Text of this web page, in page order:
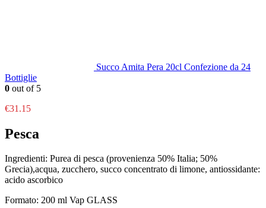
Succo Amita Pera 20cl Confezione da 24
Bottiglie
0 out of 5
€31.15
Pesca
Ingredienti: Purea di pesca (provenienza 50% Italia; 50%
Grecia),acqua, zucchero, succo concentrato di limone, antiossidante:
acido ascorbico
Formato: 200 ml Vap GLASS